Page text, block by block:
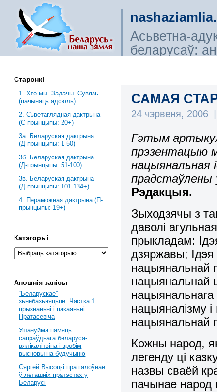
Асьветна-
беларусаў:
САМАЯ
24 чэрвеня, 2006 |
Гэтым
прэзентацыю
нацыянальная
прадстаўлены
Рэдакцыя.
Зыходзячы з
даволі
прыкладам:
дзяржавы;
нацыянальнай
нацыянальнай
нацыянальнага
нацыяналізму
нацыянальнай
Кожны народ,
легенду ці
назвы сваёй
пачынае народ
Старонкі
1. Хто мы. Задачы. Сувязь.
(пачынаць адсюль)
2. Сьветаглядная дактрына
(С-прынцыпы: 20+)
3a. Беларуская дактрына
(Д-прынцыпы: 1-50)
3б. Беларуская дактрына
(Д-прынцыпы: 51-100)
3в. Беларуская дактрына
(Д-прынцыпы: 101-134+)
4. Пераможная дактрына (П-
прынцыпы: 19+)
Катэгорыі
Апошнія запісы
“Беларускае”
зьнебазьняцьце. Частка 1:
прызнаньні і пакаяньні
Пратасевіча
Ушануйма памяць
сапраўднага беларуса-
вялікалітвіна і зробім
высновы на будучыню
Сяргей Высоцкі пра галоўнае
ў леташніх пратэстах у
Беларусі